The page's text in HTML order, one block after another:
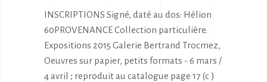
INSCRIPTIONS Signé, daté au dos: Hélion
60PROVENANCE Collection particulière.
Expositions 2015 Galerie Bertrand Trocmez,
Oeuvres sur papier, petits formats - 6 mars /
4 avril ; reproduit au catalogue page 17 (c )